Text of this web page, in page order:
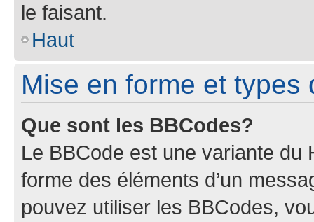
le faisant.
Haut
Mise en forme et types
Que sont les BBCodes?
Le BBCode est une variante du
forme des éléments d’un
pouvez utiliser les BBCodes,